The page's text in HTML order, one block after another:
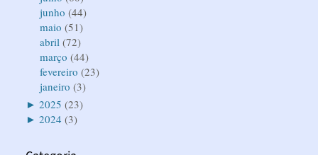
junho (44)
maio (51)
abril (72)
março (44)
fevereiro (23)
janeiro (3)
► 2025 (23)
► 2024 (3)